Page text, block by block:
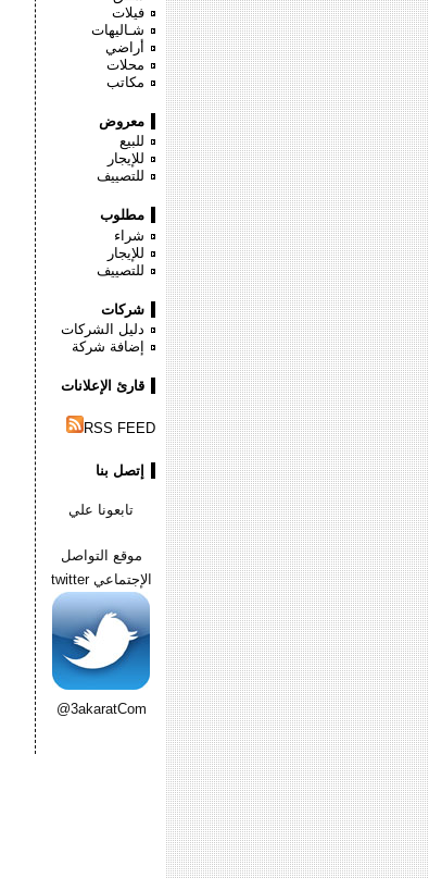
فيلات
شـاليهات
أراضي
محلات
مكاتب
معروض
للبيع
للإيجار
للتصييف
مطلوب
شراء
للإيجار
للتصييف
شركات
دليل الشركات
إضافة شركة
قارئ الإعلانات
RSS FEED
إتصل بنا
تابعونا علي
موقع التواصل
الإجتماعي twitter
@3akaratCom